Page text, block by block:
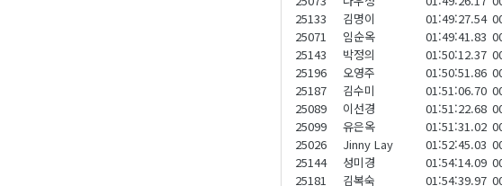
25133
김명이 01:49:27.54
25071
임순옥 01:49:41.83
25143
박정의 01:50:12.37
25196
오영주 01:50:51.86
25187
김수미 01:51:06.70
25089
이선경 01:51:22.68
25099
유은옥 01:51:31.02
25026
Jinny Lay 01:52:45.03
25144
성미경 01:54:14.09
25181
김복숙 01:54:39.97